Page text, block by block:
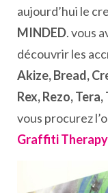
aujourd’hui le
MINDED. vous
découvrir les
Akize, Bread,
Rex, Rezo,
vous procurez
Graffiti Therapy